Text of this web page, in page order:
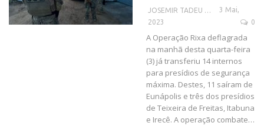
JOSEMIR TADEU FONSECA
3 Mai,
2023
0
A Operação Rixa deflagrada
na manhã desta quarta-feira
(3) já transferiu 14 internos
para presídios de segurança
máxima. Destes, 11 saíram de
Eunápolis e três dos presídios
de Teixeira de Freitas, Itabuna
e Irecê. A operação combate…